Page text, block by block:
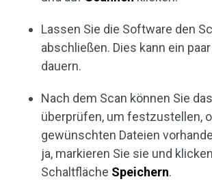
Lassen Sie die Software den
abschließen. Dies kann ein
dauern.
Nach dem Scan können Sie
überprüfen, um festzustellen,
gewünschten Dateien
ja, markieren Sie sie und
Schaltfläche Speichern.